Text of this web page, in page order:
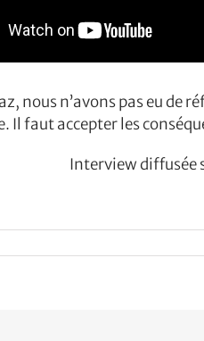
nous n’avons pas eu de
Il faut accepter les
Interview diffusée